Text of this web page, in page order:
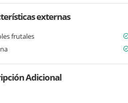
externas
frutales
Adicional